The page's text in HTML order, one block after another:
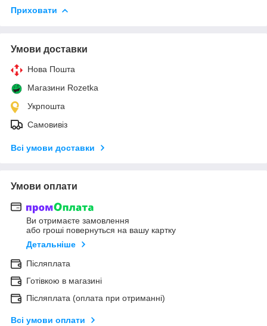
Приховати
Умови доставки
Нова Пошта
Магазини Rozetka
Укрпошта
Самовивіз
Всі умови доставки
Умови оплати
Ви отримаєте замовлення
або гроші повернуться на вашу картку
Детальніше
Післяплата
Готівкою в магазині
Післяплата (оплата при отриманні)
Всі умови оплати